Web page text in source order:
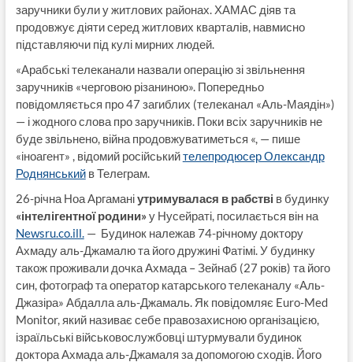
заручники були у житлових районах. ХАМАС діяв та
продовжує діяти серед житлових кварталів, навмисно
підставляючи під кулі мирних людей.
«Арабські телеканали назвали операцію зі звільнення
заручників «черговою різаниною». Попередньо
повідомляється про 47 загиблих (телеканал «Аль-Маядін»)
— і жодного слова про заручників. Поки всіх заручників не
буде звільнено, війна продовжуватиметься «, — пише
«іноагент» , відомий російськийтелепродюсер Олександр
Роднянськийв Телеграм.
26-річна Ноа Аргаманіутримувалася в рабстві в будинку
«інтелігентної родини»у Нусейраті, посилається він на
Newsru.co.ill.— Будинок належав 74-річному доктору
Ахмаду аль-Джамалю та його дружині Фатімі. У будинку
також проживали дочка Ахмада – Зейнаб (27 років) та його
син, фотограф та оператор катарського телеканалу «Аль-
Джазіра» Абдалла аль-Джамаль. Як повідомляє Euro-Med
Monitor, який називає себе правозахисною організацією,
ізраїльські військовослужбовці штурмували будинок
доктора Ахмада аль-Джамаля за допомогою сходів. Його